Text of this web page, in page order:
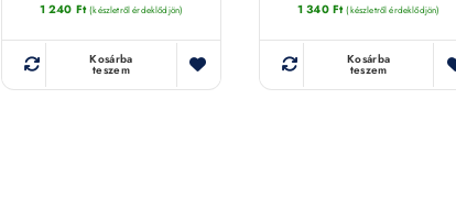
1 240 Ft (készletről érdeklődjön)
Kosárba
teszem
1 340 Ft (készletről érdeklődjön)
Kosárba
teszem